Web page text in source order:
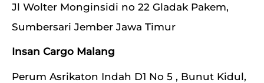
Jl Wolter Monginsidi no 22 Gladak Pakem,
Sumbersari Jember Jawa Timur
Insan Cargo Malang
Perum Asrikaton Indah D1 No 5 , Bunut Kidul,